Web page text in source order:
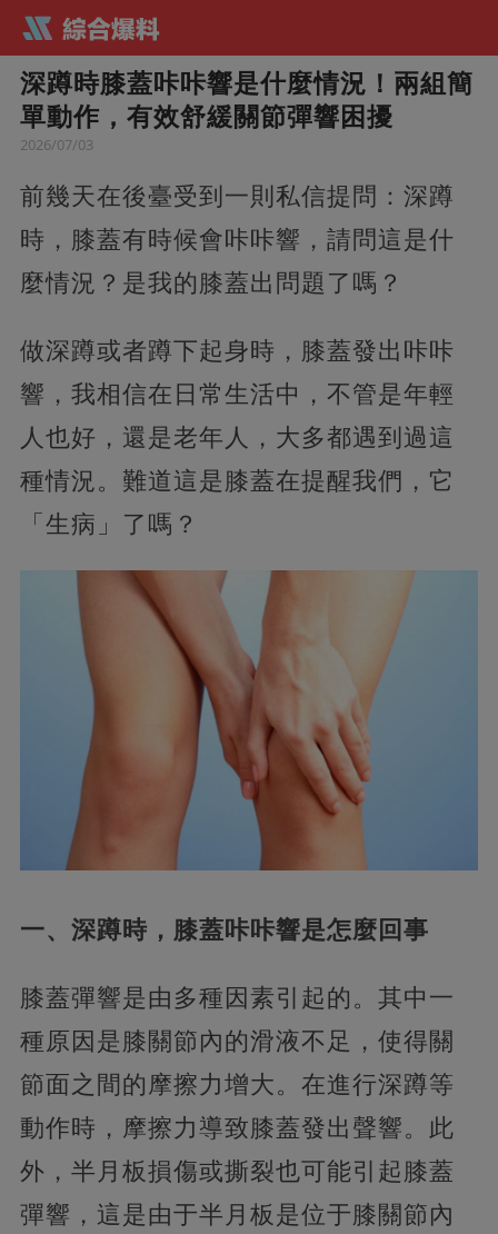
深蹲時膝蓋咔咔響是什麼情況！兩組簡
單動作，有效舒緩關節彈響困擾
2026/07/03
前幾天在後臺受到一則私信提問：深蹲
時，膝蓋有時候會咔咔響，請問這是什
麼情況？是我的膝蓋出問題了嗎？
做深蹲或者蹲下起身時，膝蓋發出咔咔
響，我相信在日常生活中，不管是年輕
人也好，還是老年人，大多都遇到過這
種情況。難道這是膝蓋在提醒我們，它
「生病」了嗎？
一、深蹲時，膝蓋咔咔響是怎麼回事
膝蓋彈響是由多種因素引起的。其中一
種原因是膝關節內的滑液不足，使得關
節面之間的摩擦力增大。在進行深蹲等
動作時，摩擦力導致膝蓋發出聲響。此
外，半月板損傷或撕裂也可能引起膝蓋
彈響，這是由于半月板是位于膝關節內